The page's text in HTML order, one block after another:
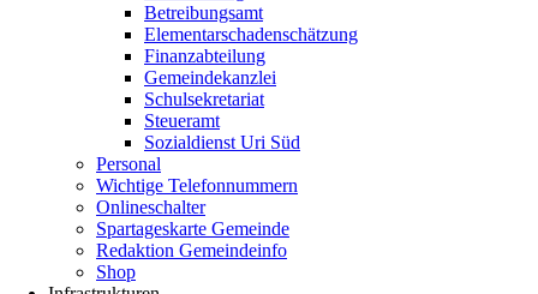
Betreibungsamt
Elementarschadenschätzung
Finanzabteilung
Gemeindekanzlei
Schulsekretariat
Steueramt
Sozialdienst Uri Süd
Personal
Wichtige Telefonnummern
Onlineschalter
Spartageskarte Gemeinde
Redaktion Gemeindeinfo
Shop